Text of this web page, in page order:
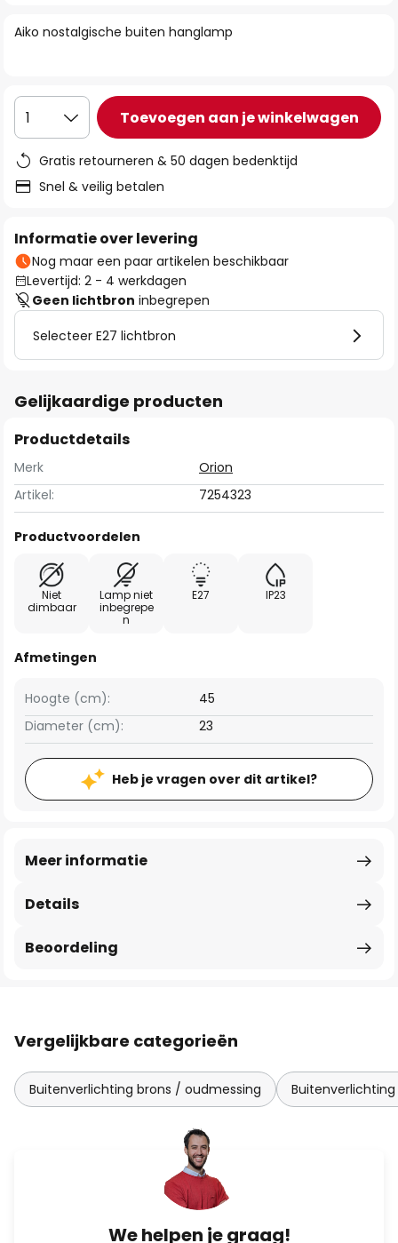
van
gallerij
Aiko nostalgische buiten hanglamp
1 Toevoegen aan je winkelwagen
Gratis retourneren & 50 dagen bedenktijd
Snel & veilig betalen
Informatie over levering
Nog maar een paar artikelen beschikbaar
Levertijd: 2 - 4 werkdagen
Geen lichtbron inbegrepen
Selecteer E27 lichtbron
Gelijkaardige producten
Productdetails
Merk
Orion
Artikel:
7254323
Productvoordelen
Niet
dimbaar
Lamp niet
inbegrepe
n
E27 IP23
Afmetingen
Hoogte (cm):
45
Diameter (cm):
23
Heb je vragen over dit artikel?
Details
Meer informatie
Beoordeling
Vergelijkbare categorieën
Buitenverlichting brons / oudmessing
We helpen je graag!